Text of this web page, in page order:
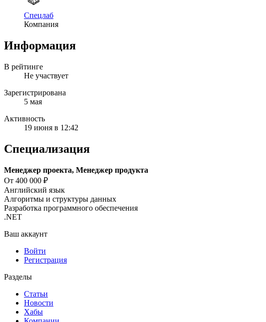
Спецлаб
Компания
Информация
В рейтинге
Не участвует
Зарегистрирована
5 мая
Активность
19 июня в 12:42
Специализация
Менеджер проекта, Менеджер продукта
От 400 000 ₽
Английский язык
Алгоритмы и структуры данных
Разработка программного обеспечения
.NET
Ваш аккаунт
Войти
Регистрация
Разделы
Статьи
Новости
Хабы